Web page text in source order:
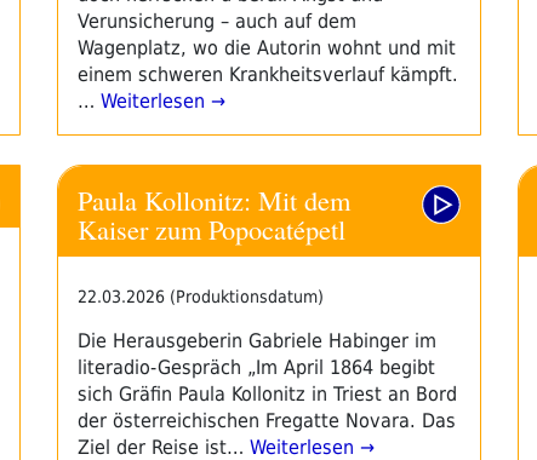
Verunsicherung – auch auf dem
Wagenplatz, wo die Autorin wohnt und mit
einem schweren Krankheitsverlauf kämpft.
… Weiterlesen →
Paula Kollonitz: Mit dem
Kaiser zum Popocatépetl
22.03.2026 (Produktionsdatum)
Die Herausgeberin Gabriele Habinger im
literadio-Gespräch „Im April 1864 begibt
sich Gräfin Paula Kollonitz in Triest an Bord
der österreichischen Fregatte Novara. Das
Ziel der Reise ist… Weiterlesen →